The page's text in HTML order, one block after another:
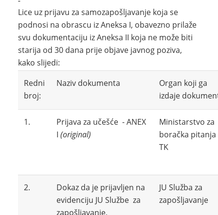
Lice uz prijavu za samozapošljavanje koja se
podnosi na obrascu iz Aneksa I, obavezno prilaže
svu dokumentaciju iz Aneksa II koja ne može biti
starija od 30 dana prije objave javnog poziva,
kako slijedi:
Redni
broj:
Naziv dokumenta
Organ koji ga
izdaje
1.
Prijava za učešće - ANEX
I(original)
Ministarstvo za
boračka pitanja
TK
2.
Dokaz da je prijavljen na
evidenciju JU Službe za
zapošljavanje,
JU Služba za
zapošljavanje